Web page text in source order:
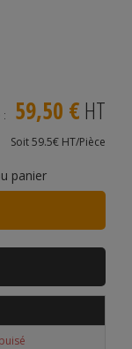
: 59,50 € HT
Soit 59.5€ HT/Pièce
panier